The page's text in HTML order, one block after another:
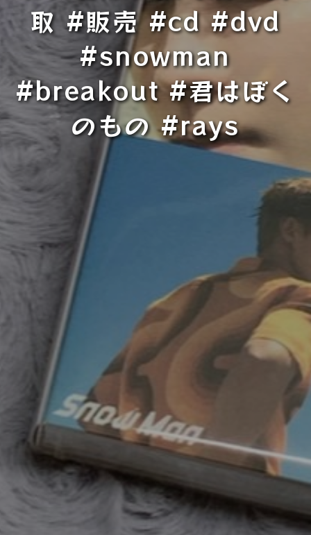
取 #販売 #cd #dvd
#snowman
#breakout #君はぼく
のもの #rays